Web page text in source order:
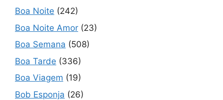
Boa Noite (242)
Boa Noite Amor (23)
Boa Semana (508)
Boa Tarde (336)
Boa Viagem (19)
Bob Esponja (26)